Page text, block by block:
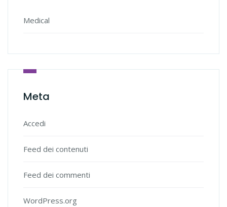
Medical
Meta
Accedi
Feed dei contenuti
Feed dei commenti
WordPress.org